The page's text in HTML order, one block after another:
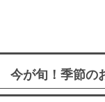
今が旬！季節の